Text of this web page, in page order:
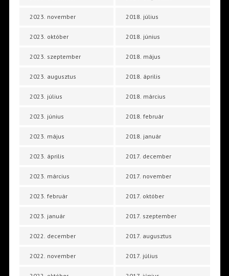
2023. november
2023. október
2023. szeptember
2023. augusztus
2023. július
2023. június
2023. május
2023. április
2023. március
2023. február
2023. január
2022. december
2022. november
2018. július
2018. június
2018. május
2018. április
2018. március
2018. február
2018. január
2017. december
2017. november
2017. október
2017. szeptember
2017. augusztus
2017. július